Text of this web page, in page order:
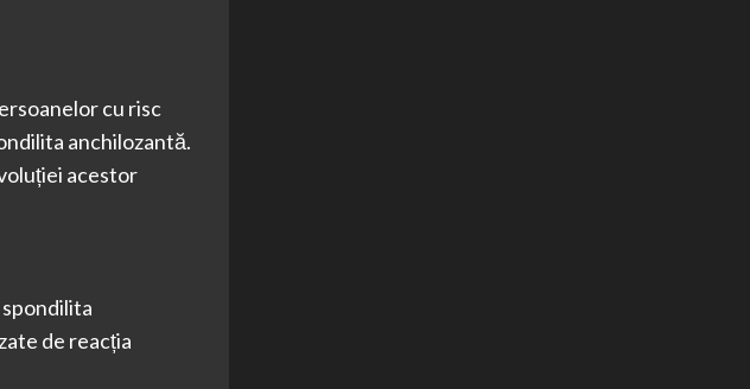
cu risc
anchilozantă.
acestor
de reacția